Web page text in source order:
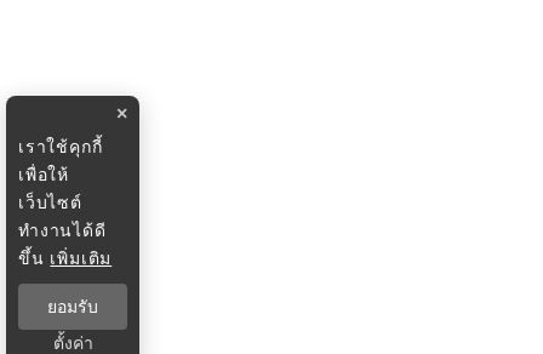
×
เราใช้คุกกี้
เพื่อให้
เว็บไซต์
ทำงานได้ดี
ขึ้น เพิ่มเติม
ยอมรับ
ตั้งค่า